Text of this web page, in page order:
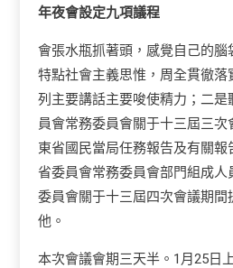
年夜會設定九項議程
會張水瓶抓著頭，感覺自己的
特點社會主義思惟，周全貫徹
列主要講話主要唆使精力；二
員會常務委員會關于十三屆三
東省國民當局任務報告及有關
省委員會常務委員會部門組成
委員會關于十三屆四次會議期
他。
本次會議會期三天半。1月25日